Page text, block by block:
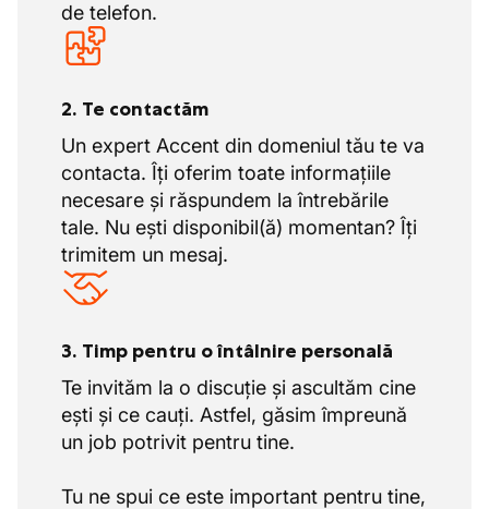
de telefon.
2. Te contactăm
Un expert Accent din domeniul tău te va
contacta. Îți oferim toate informațiile
necesare și răspundem la întrebările
tale. Nu ești disponibil(ă) momentan? Îți
trimitem un mesaj.
3. Timp pentru o întâlnire personală
Te invităm la o discuție și ascultăm cine
ești și ce cauți. Astfel, găsim împreună
un job potrivit pentru tine.
Tu ne spui ce este important pentru tine,